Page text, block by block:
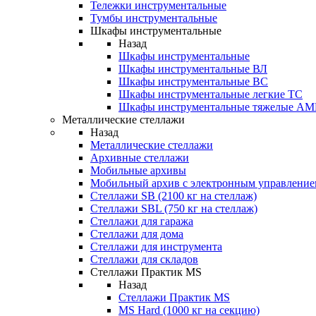
Тележки инструментальные
Тумбы инструментальные
Шкафы инструментальные
Назад
Шкафы инструментальные
Шкафы инструментальные ВЛ
Шкафы инструментальные ВС
Шкафы инструментальные легкие ТС
Шкафы инструментальные тяжелые
Металлические стеллажи
Назад
Металлические стеллажи
Архивные стеллажи
Мобильные архивы
Мобильный архив с электронным
Стеллажи SB (2100 кг на стеллаж)
Стеллажи SBL (750 кг на стеллаж)
Стеллажи для гаража
Стеллажи для дома
Стеллажи для инструмента
Стеллажи для складов
Стеллажи Практик MS
Назад
Стеллажи Практик MS
MS Hard (1000 кг на секцию)